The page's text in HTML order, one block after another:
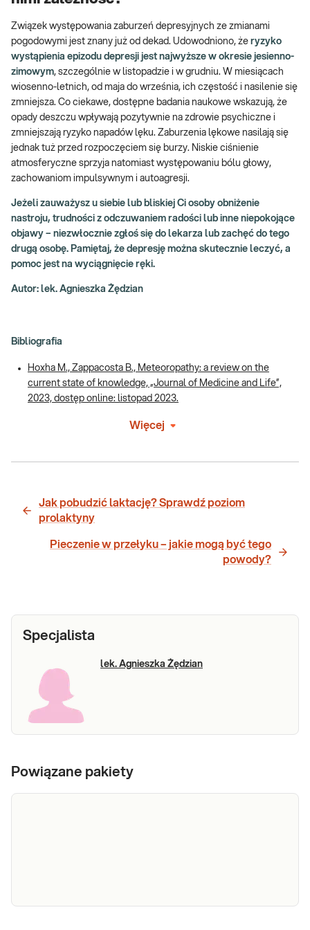
Związek występowania zaburzeń depresyjnych ze zmianami
pogodowymi jest znany już od dekad. Udowodniono, że ryzyko
wystąpienia epizodu depresji jest najwyższe w okresie jesienno-
zimowym, szczególnie w listopadzie i w grudniu. W miesiącach
wiosenno-letnich, od maja do września, ich częstość i nasilenie się
zmniejsza. Co ciekawe, dostępne badania naukowe wskazują, że
opady deszczu wpływają pozytywnie na zdrowie psychiczne i
zmniejszają ryzyko napadów lęku. Zaburzenia lękowe nasilają się
jednak tuż przed rozpoczęciem się burzy. Niskie ciśnienie
atmosferyczne sprzyja natomiast występowaniu bólu głowy,
zachowaniom impulsywnym i autoagresji.
Jeżeli zauważysz u siebie lub bliskiej Ci osoby obniżenie
nastroju, trudności z odczuwaniem radości lub inne niepokojące
objawy – niezwłocznie zgłoś się do lekarza lub zachęć do tego
drugą osobę. Pamiętaj, że depresję można skutecznie leczyć, a
pomoc jest na wyciągnięcie ręki.
Autor: lek. Agnieszka Żędzian
Bibliografia
Hoxha M., Zappacosta B., Meteoropathy: a review on the
current state of knowledge, „Journal of Medicine and Life”,
2023, dostęp online: listopad 2023.
Więcej
Jak pobudzić laktację? Sprawdź poziom
prolaktyny
Pieczenie w przełyku – jakie mogą być tego
powody?
Specjalista
lek. Agnieszka Żędzian
Powiązane pakiety